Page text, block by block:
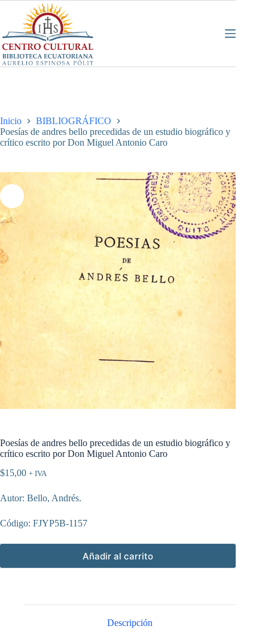
contenido
Inicio
BIBLIOGRÁFICO
Poesías de andres bello precedidas de un estudio biográfico y
crítico escrito por Don Miguel Antonio Caro
Poesías de andres bello precedidas de un estudio biográfico y
crítico escrito por Don Miguel Antonio Caro
$15,00 + IVA
Autor: Bello, Andrés.
Código: FJYP5B-1157
Añadir al carrito
Descripción